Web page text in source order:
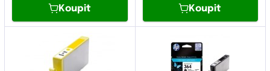
Koupit
Koupit